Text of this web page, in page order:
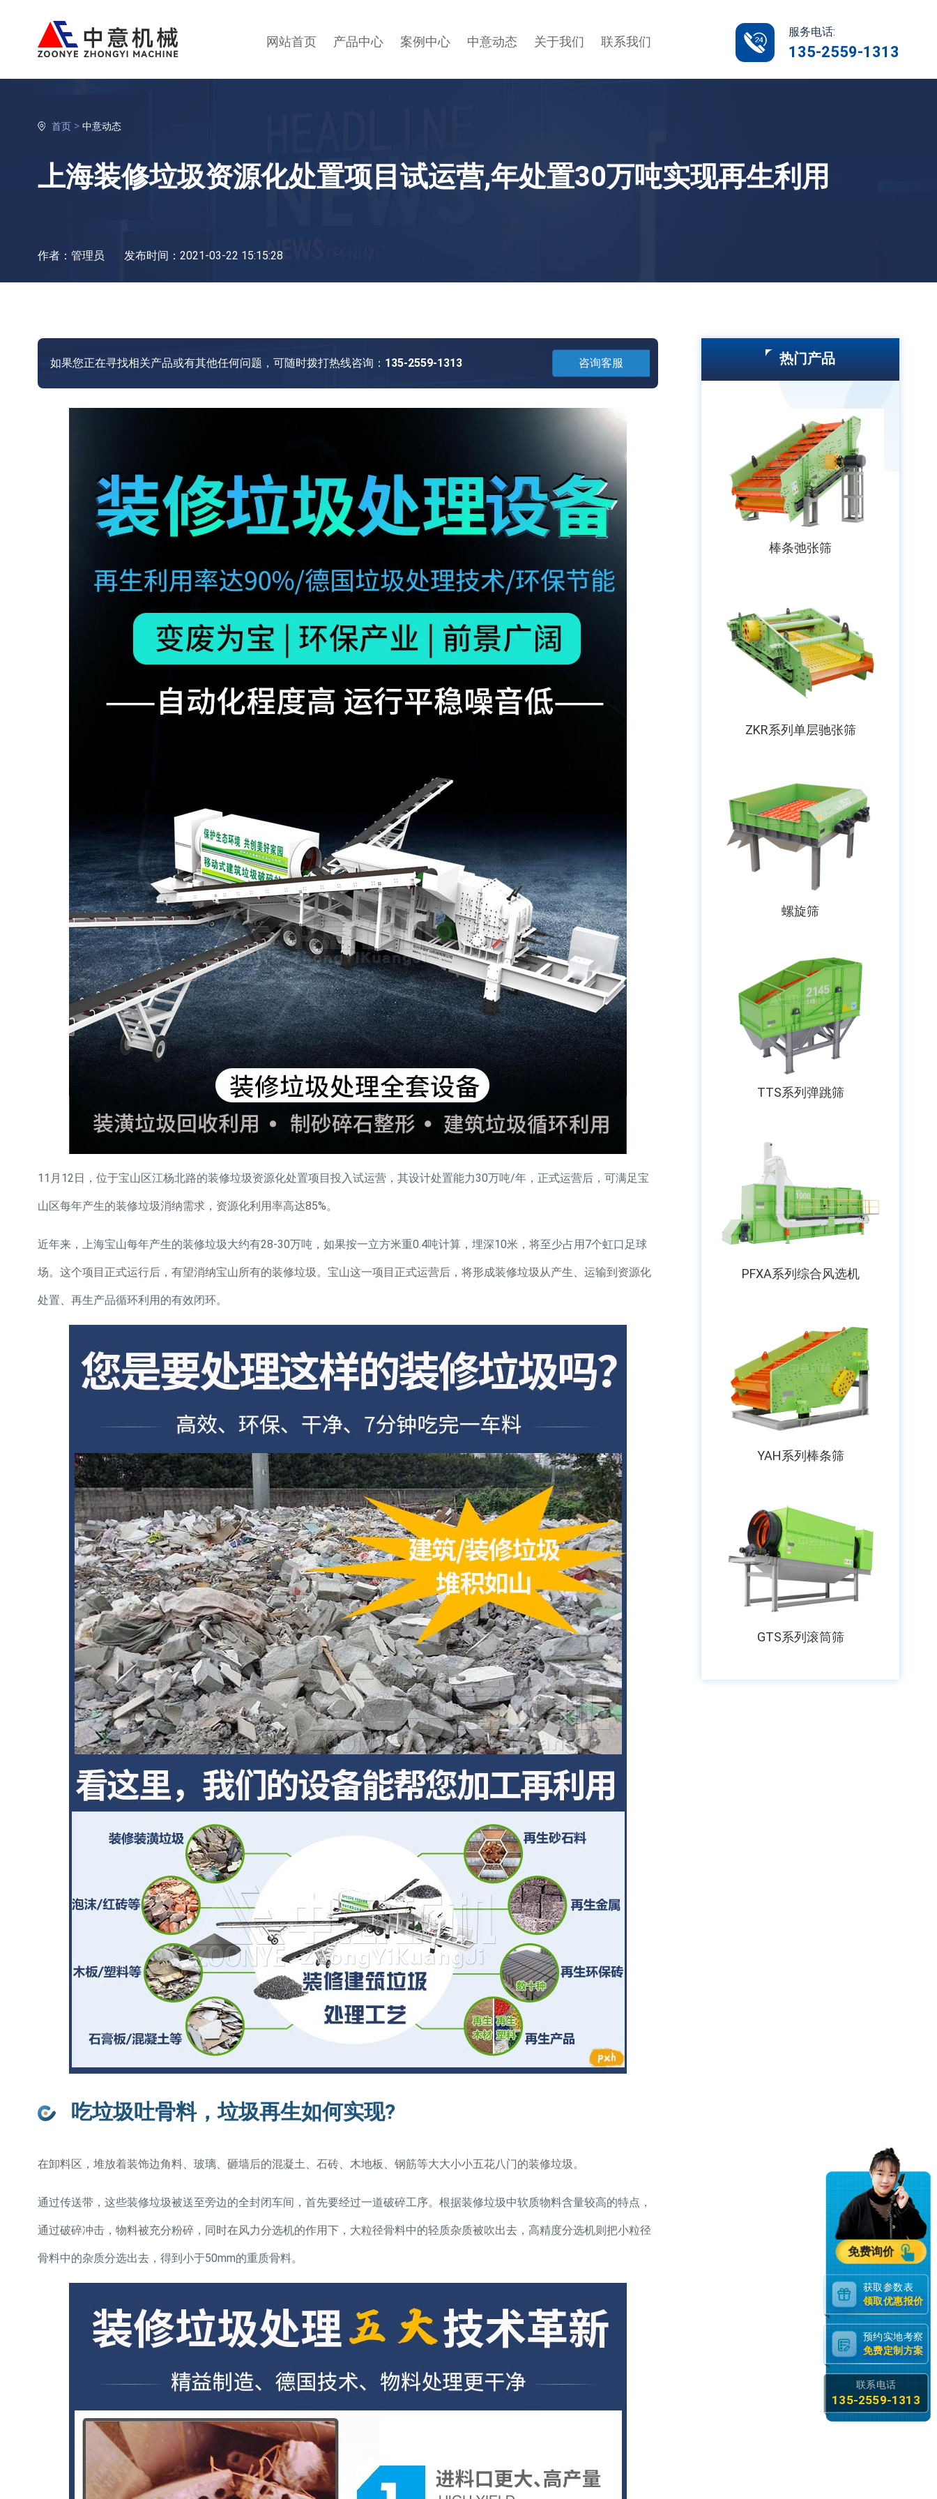
网站首页 产品中心 案例中心 中意动态 关于我们 联系我们
服务电话:
135-2559-1313
首页> 中意动态
上海装修垃圾资源化处置项目试运营,年处置30万吨实现再生利用
作者：管理员 发布时间：2021-03-22 15:15:28
如果您正在寻找相关产品或有其他任何问题，可随时拨打热线咨询： 135-2559-1313 咨询客服
11月12日，位于宝山区江杨北路的装修垃圾资源化处置项目投入试运营，其设计处置能力30万吨/年，正式运营后，可满足宝
山区每年产生的装修垃圾消纳需求，资源化利用率高达85%。
近年来，上海宝山每年产生的装修垃圾大约有28-30万吨，如果按一立方米重0.4吨计算，埋深10米，将至少占用7个虹口足球
场。这个项目正式运行后，有望消纳宝山所有的装修垃圾。宝山这一项目正式运营后，将形成装修垃圾从产生、运输到资源化
处置、再生产品循环利用的有效闭环。
吃垃圾吐骨料，垃圾再生如何实现?
在卸料区，堆放着装饰边角料、玻璃、砸墙后的混凝土、石砖、木地板、钢筋等大大小小五花八门的装修垃圾。
通过传送带，这些装修垃圾被送至旁边的全封闭车间，首先要经过一道破碎工序。根据装修垃圾中软质物料含量较高的特点，
通过破碎冲击，物料被充分粉碎，同时在风力分选机的作用下，大粒径骨料中的轻质杂质被吹出去，高精度分选机则把小粒径
骨料中的杂质分选出去，得到小于50mm的重质骨料。
热门产品
棒条弛张筛
ZKR系列单层驰张筛
螺旋筛
TTS系列弹跳筛
PFXA系列综合风选机
YAH系列棒条筛
GTS系列滚筒筛
免费询价
获取参数表
领取优惠报价
预约实地考察
免费定制方案
联系电话
135-2559-1313